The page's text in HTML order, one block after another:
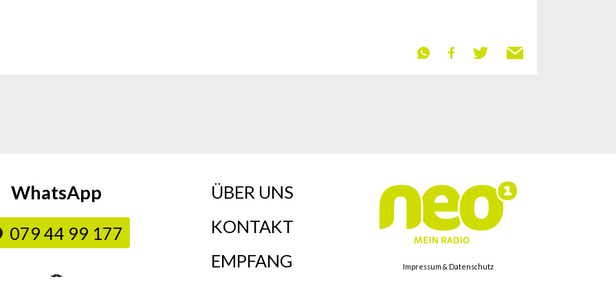
WhatsApp
079 44 99 177
ÜBER UNS
KONTAKT
EMPFANG
Impressum & Datenschutz